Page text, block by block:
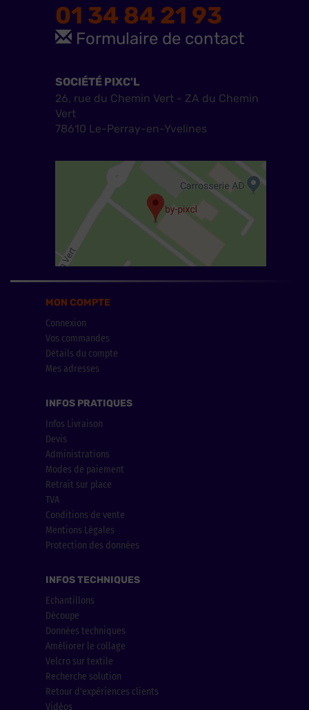
01 34 84 21 93
Formulaire de contact
SOCIÉTÉ PIXC'L
26, rue du Chemin Vert - ZA du Chemin
Vert
78610 Le-Perray-en-Yvelines
MON COMPTE
Connexion
Vos commandes
Détails du compte
Mes adresses
INFOS PRATIQUES
Infos Livraison
Devis
Administrations
Modes de paiement
Retrait sur place
TVA
Conditions de vente
Mentions Légales
Protection des données
INFOS TECHNIQUES
Echantillons
Découpe
Données techniques
Améliorer le collage
Velcro sur textile
Recherche solution
Retour d'expériences clients
Vidéos